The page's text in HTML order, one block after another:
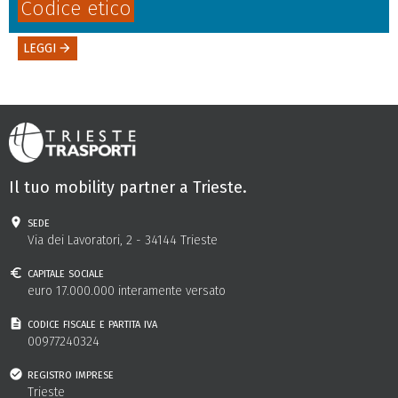
Codice etico
LEGGI arrow_forward
Il tuo mobility partner a Trieste.
sede
Via dei Lavoratori, 2 - 34144 Trieste
capitale sociale
euro 17.000.000 interamente versato
codice fiscale e partita iva
00977240324
registro imprese
Trieste